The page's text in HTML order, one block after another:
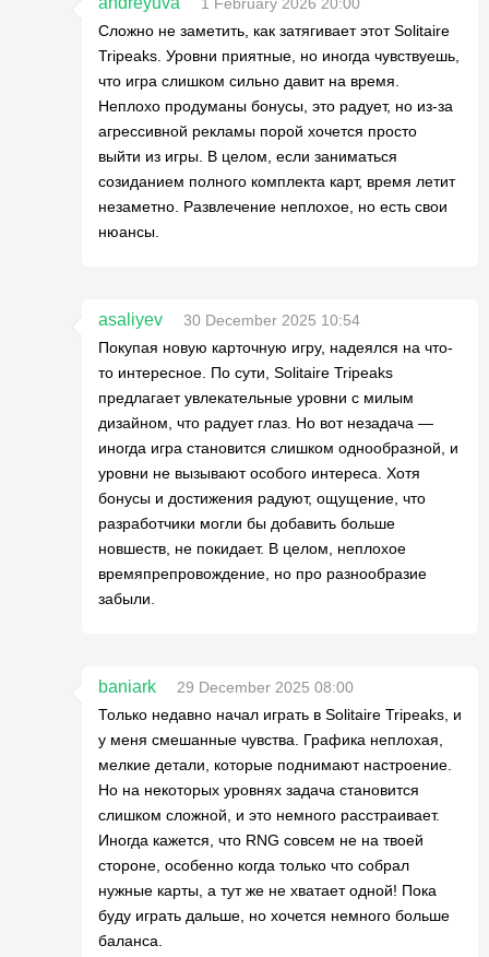
Сложно не заметить, как затягивает этот Solitaire
Tripeaks. Уровни приятные, но иногда чувствуешь,
что игра слишком сильно давит на время.
Неплохо продуманы бонусы, это радует, но из-за
агрессивной рекламы порой хочется просто
выйти из игры. В целом, если заниматься
созиданием полного комплекта карт, время летит
незаметно. Развлечение неплохое, но есть свои
нюансы.
asaliyev
30 December 2025 10:54
Покупая новую карточную игру, надеялся на что-
то интересное. По сути, Solitaire Tripeaks
предлагает увлекательные уровни с милым
дизайном, что радует глаз. Но вот незадача —
иногда игра становится слишком однообразной, и
уровни не вызывают особого интереса. Хотя
бонусы и достижения радуют, ощущение, что
разработчики могли бы добавить больше
новшеств, не покидает. В целом, неплохое
времяпрепровождение, но про разнообразие
забыли.
baniark
29 December 2025 08:00
Только недавно начал играть в Solitaire Tripeaks, и
у меня смешанные чувства. Графика неплохая,
мелкие детали, которые поднимают настроение.
Но на некоторых уровнях задача становится
слишком сложной, и это немного расстраивает.
Иногда кажется, что RNG совсем не на твоей
стороне, особенно когда только что собрал
нужные карты, а тут же не хватает одной! Пока
буду играть дальше, но хочется немного больше
баланса.